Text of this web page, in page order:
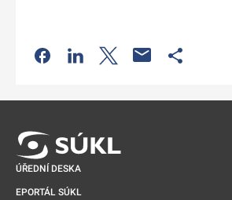
Odkaz se otevře na nové kartě
Odkaz se otevře na nové
Odkaz se otevře
ÚŘEDNÍ DESKA
EPORTÁL SÚKL